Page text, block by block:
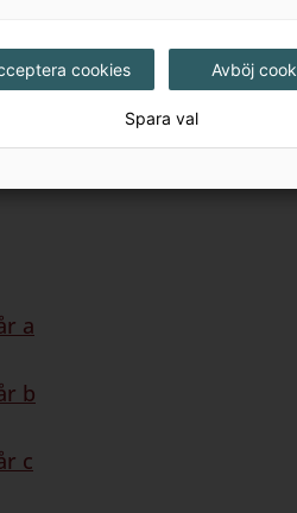
a
b
c
cookies Avböj
Spara val